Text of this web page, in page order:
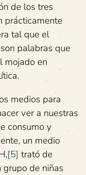
de los tres
prácticamente
tal que el
palabras que
mojado en
medios para
ver a nuestras
consumo y
un medio
[5]trató de
de niñas